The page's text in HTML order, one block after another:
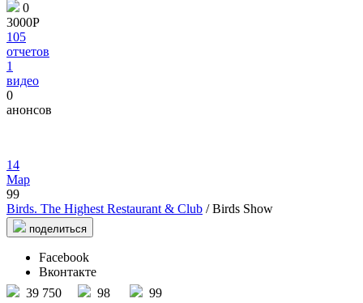
0
3000Р
105
отчетов
1
видео
0
анонсов
14
Мар
99
Birds. The Highest Restaurant & Club / Birds Show
поделиться
Facebook
Вконтакте
39 750
98 99